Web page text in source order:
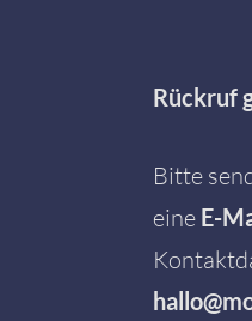
Rückruf
Bitte
eine E-